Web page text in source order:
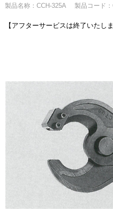
製品名称：CCH-325A 製品コード
【アフターサービスは終了いたし